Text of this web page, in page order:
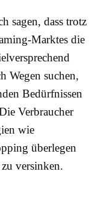
sagen, dass trotz
Marktes die
Wegen suchen,
Bedürfnissen
Verbraucher
wie
überlegen
versinken.